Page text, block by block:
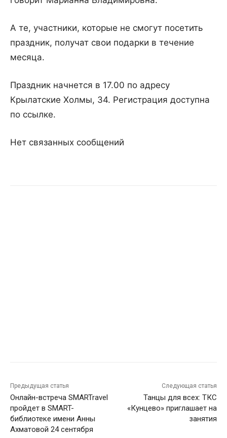
А те, участники, которые не смогут посетить
праздник, получат свои подарки в течение
месяца.
Праздник начнется в 17.00 по адресу
Крылатские Холмы, 34. Регистрация доступна
по ссылке.
Нет связанных сообщений
Предыдущая статья
Онлайн-встреча SMARTravel
пройдет в SMART-
библиотеке имени Анны
Ахматовой 24 сентября
Следующая статья
Танцы для всех: ТКС
«Кунцево» приглашает на
занятия